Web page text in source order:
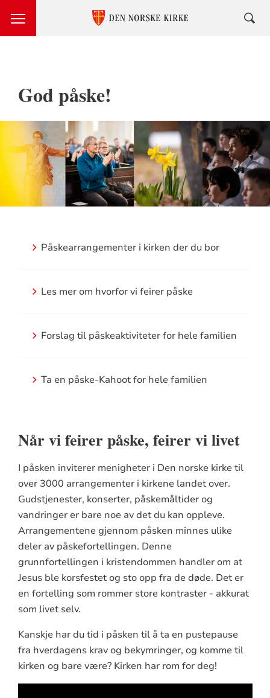
God påske!
Påskearrangementer i kirken der du bor
Les mer om hvorfor vi feirer påske
Forslag til påskeaktiviteter for hele familien
Ta en påske-Kahoot for hele familien
Når vi feirer påske, feirer vi livet
I påsken inviterer menigheter i Den norske kirke til
over 3000 arrangementer i kirkene landet over.
Gudstjenester, konserter, påskemåltider og
vandringer er bare noe av det du kan oppleve.
Arrangementene gjennom påsken minnes ulike
deler av påskefortellingen. Denne
grunnfortellingen i kristendommen handler om at
Jesus ble korsfestet og sto opp fra de døde. Det er
en fortelling som rommer store kontraster - akkurat
som livet selv.
Kanskje har du tid i påsken til å ta en pustepause
fra hverdagens krav og bekymringer, og komme til
kirken og bare være? Kirken har rom for deg!